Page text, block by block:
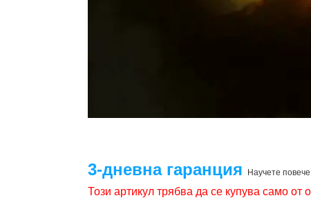
3-дневна гаранция Научете повече
Този артикул трябва да се купува само от